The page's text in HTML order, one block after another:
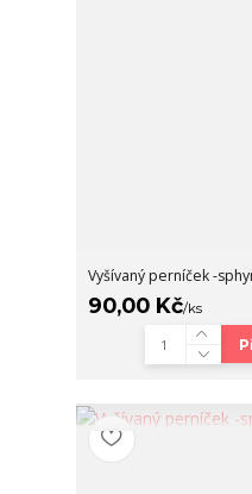
Vyšívaný perníček -
90,00 Kč/ks